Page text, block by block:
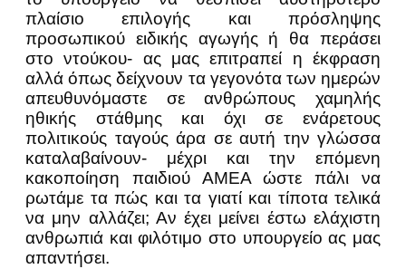
πλαίσιο επιλογής και πρόσληψης
προσωπικού ειδικής αγωγής ή θα περάσει
στο ντούκου- ας μας επιτραπεί η έκφραση
αλλά όπως δείχνουν τα γεγονότα των ημερών
απευθυνόμαστε σε ανθρώπους χαμηλής
ηθικής στάθμης και όχι σε ενάρετους
πολιτικούς ταγούς άρα σε αυτή την γλώσσα
καταλαβαίνουν- μέχρι και την επόμενη
κακοποίηση παιδιού ΑΜΕΑ ώστε πάλι να
ρωτάμε τα πώς και τα γιατί και τίποτα τελικά
να μην αλλάζει; Αν έχει μείνει έστω ελάχιστη
ανθρωπιά και φιλότιμο στο υπουργείο ας μας
απαντήσει.